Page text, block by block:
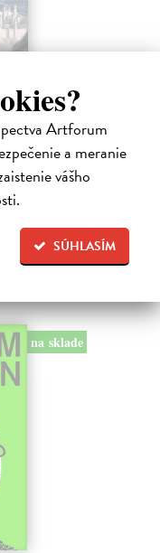
Artforum
a meranie
vášho
SÚHLASÍM
najväčších mocností
vodca
pevnosti.
na sklade